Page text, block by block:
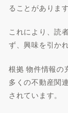
ることがあります
これにより、読
ず、興味を引か
根拠 物件情報の
多くの不動産関
されています。